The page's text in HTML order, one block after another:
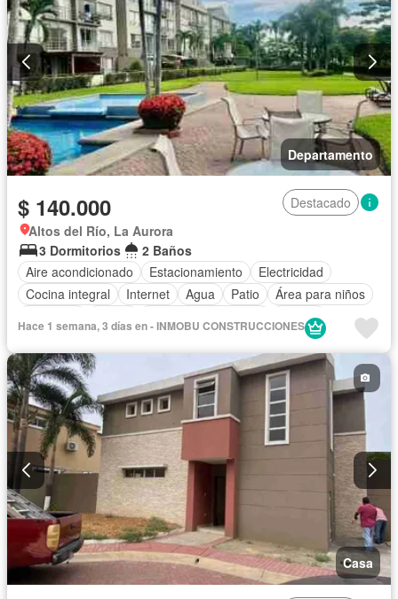
Departamento
$ 140.000
Destacado
Altos del Río, La Aurora
3 Dormitorios
2 Baños
Aire acondicionado
Estacionamiento
Electricidad
Cocina integral
Internet Agua Patio
Área para niños
Piscina
Hace 1 semana, 3 días en - INMOBU CONSTRUCCIONES
Casa